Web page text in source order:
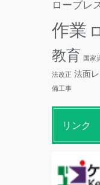
ロープレ
作業
教育 国家
法改正 法面
備工事
リンク